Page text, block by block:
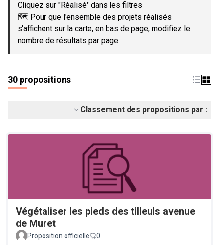
Cliquez sur "Réalisé" dans les filtres
🗺️ Pour que l'ensemble des projets réalisés
s'affichent sur la carte, en bas de page, modifiez le
nombre de résultats par page.
30 propositions
Classement des propositions par :
Végétaliser les pieds des tilleuls avenue
de Muret
Proposition officielle 0